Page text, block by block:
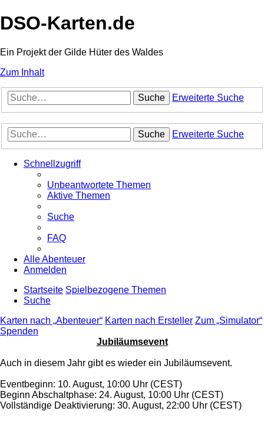
DSO-Karten.de
Ein Projekt der Gilde Hüter des Waldes
Zum Inhalt
Suche Erweiterte Suche
Suche Erweiterte Suche
Schnellzugriff
Unbeantwortete Themen
Aktive Themen
Suche
FAQ
Alle Abenteuer
Anmelden
Startseite Spielbezogene Themen
Suche
Karten nach „Abenteuer“ Karten nach Ersteller Zum „Simulator“
Spenden
Jubiläumsevent
Auch in diesem Jahr gibt es wieder ein Jubiläumsevent.
Eventbeginn: 10. August, 10:00 Uhr (CEST)
Beginn Abschaltphase: 24. August, 10:00 Uhr (CEST)
Vollständige Deaktivierung: 30. August, 22:00 Uhr (CEST)